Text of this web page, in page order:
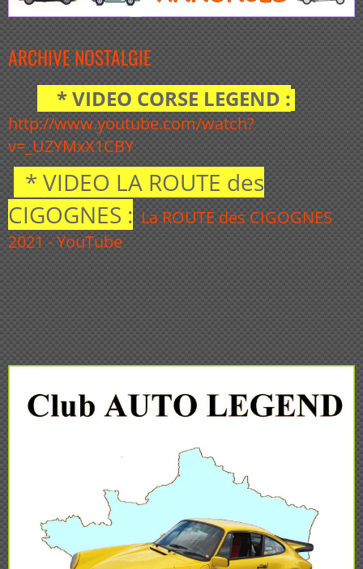
ARCHIVE NOSTALGIE
* VIDEO CORSE LEGEND :
http://www.youtube.com/watch?
v=_UZYMxX1CBY
* VIDEO LA ROUTE des
CIGOGNES : La ROUTE des CIGOGNES
2021 - YouTube